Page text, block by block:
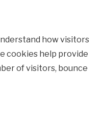
how visitors
cookies help provide
of visitors, bounce